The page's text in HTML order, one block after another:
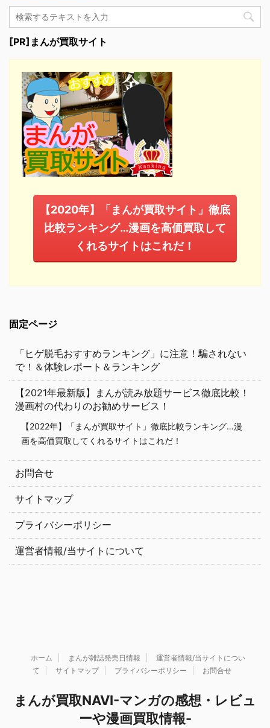
[PR]まんが買取サイト
【2020年】「まんが買取サイト」徹底
比較ランキング…漫画を高価買取して
くれるサイトはこれだ！
固定ページ
「ヒゲ脱毛おすすめランキング」に注意！騙されない
で！＆体験レポート＆ランキング
【2021年最新版】まんが読み放題サービス徹底比較！
漫画村の代わりのお勧めサービス！
【2022年】「まんが買取サイト」徹底比較ランキング…漫
画を高価買取してくれるサイトはこれだ！
お問合せ
サイトマップ
プライバシーポリシー
運営者情報/当サイトについて
ホーム まんが雑誌発売日情報
運営者情報/当サイトについ
て
サイトマップ プライバシーポリシー お問合せ
まんが買取NAVI-マンガの感想・レビュ
ーや漫画買取情報-